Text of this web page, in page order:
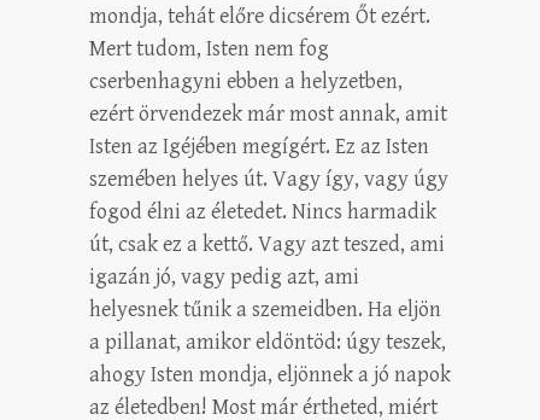
mondja, tehát előre dicsérem Őt ezért.
Mert tudom, Isten nem fog
cserbenhagyni ebben a helyzetben,
ezért örvendezek már most annak, amit
Isten az Igéjében megígért. Ez az Isten
szemében helyes út. Vagy így, vagy úgy
fogod élni az életedet. Nincs harmadik
út, csak ez a kettő. Vagy azt teszed, ami
igazán jó, vagy pedig azt, ami
helyesnek tűnik a szemeidben. Ha eljön
a pillanat, amikor eldöntöd: úgy teszek,
ahogy Isten mondja, eljönnek a jó napok
az életedben! Most már értheted, miért